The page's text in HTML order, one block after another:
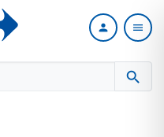
search
person menu